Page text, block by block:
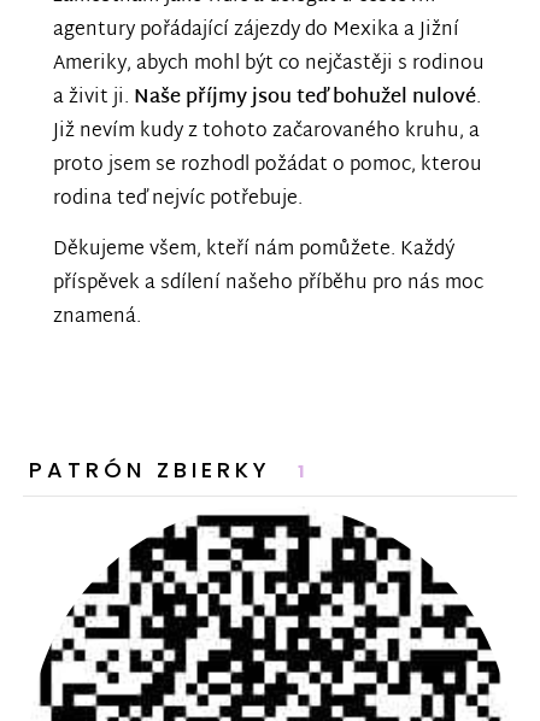
agentury pořádající zájezdy do Mexika a Jižní
Ameriky, abych mohl být co nejčastěji s rodinou
a živit ji. Naše příjmy jsou teď bohužel nulové.
Již nevím kudy z tohoto začarovaného kruhu, a
proto jsem se rozhodl požádat o pomoc, kterou
rodina teď nejvíc potřebuje.
Děkujeme všem, kteří nám pomůžete. Každý
příspěvek a sdílení našeho příběhu pro nás moc
znamená.
PATRÓN ZBIERKY 1